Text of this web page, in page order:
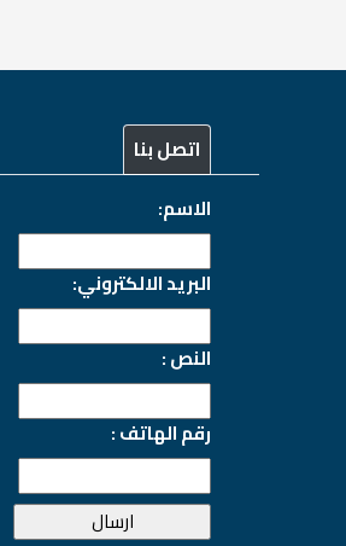
اتصل بنا
الاسم:
البريد الالكتروني:
النص :
رقم الهاتف :